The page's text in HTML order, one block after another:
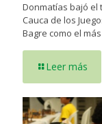
Donmatías bajó el
Cauca de los
Bagre como el
Leer más